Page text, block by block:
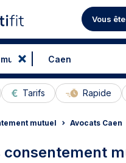
Vous
Tarifs Rapide
mutuel Avocats Caen
consentement